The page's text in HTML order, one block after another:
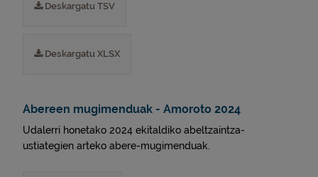
Deskargatu TSV
Deskargatu XLSX
Abereen mugimenduak - Amoroto 2024
Udalerri honetako 2024 ekitaldiko abeltzaintza-
ustiategien arteko abere-mugimenduak.